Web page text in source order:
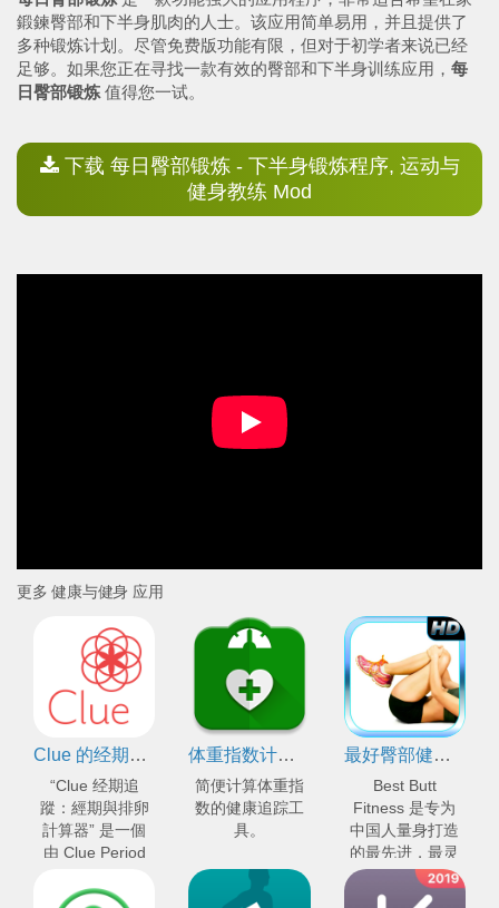
鍛鍊臀部和下半身肌肉的人士。该应用简单易用，并且提供了
多种锻炼计划。尽管免费版功能有限，但对于初学者来说已经
足够。如果您正在寻找一款有效的臀部和下半身训练应用， 每
日臀部锻炼 值得您一试。
下载 每日臀部锻炼 - 下半身锻炼程序, 运动与
健身教练 Mod
更多 健康与健身 应用
Clue 的经期跟踪：经期及排卵计算器
“Clue 经期追
蹤：經期與排卵
計算器” 是一個
由 Clue Period
BioWink 所開發
体重指数计算器
简便计算体重指
数的健康追踪工
具。
最好臀部健身 Best Butt Fitness
Best Butt
Fitness 是专为
中国人量身打造
的最先进，最灵
活和最具有创造
性锻炼身体的